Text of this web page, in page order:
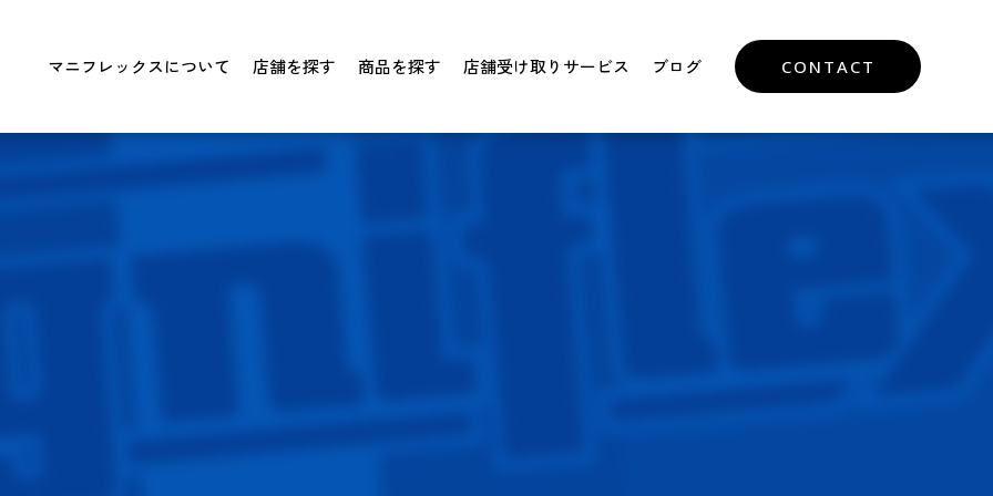
マニフレックスについて 店舗を探す 商品を探す 店舗受け取りサービス ブログ CONTACT